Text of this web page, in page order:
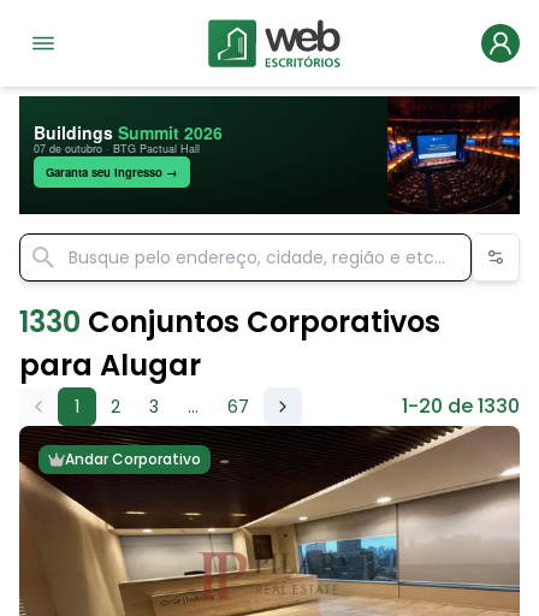
Buildings Summit 2026
07 de outubro · BTG Pactual Hall
Garanta seu ingresso →
1330 Conjuntos Corporativos
para Alugar
1 2 3 ... 67 1-20 de 1330
Andar Corporativo